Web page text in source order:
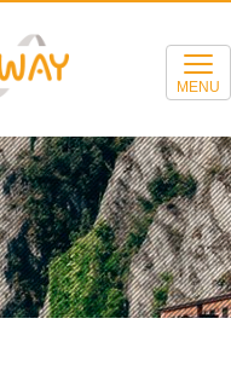
MENU